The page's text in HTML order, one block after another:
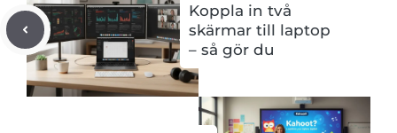
Koppla in två
skärmar till laptop
– så gör du